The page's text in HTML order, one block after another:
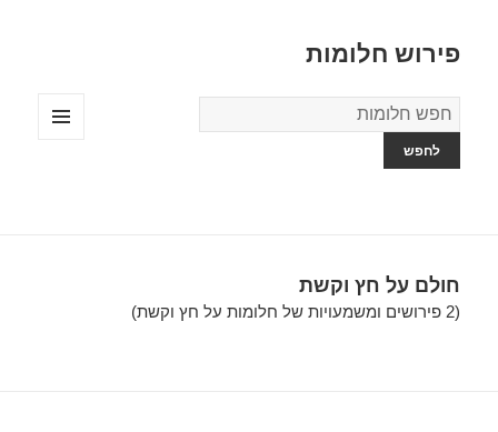
פירוש חלומות
מילון
החלומות
חולם על חץ וקשת
(2 פירושים ומשמעויות של חלומות על חץ וקשת)